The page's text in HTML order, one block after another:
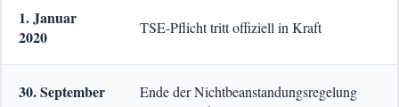
1. Januar
2020
TSE-Pflicht tritt offiziell in Kraft
30. September
Ende der Nichtbeanstandungsregelung